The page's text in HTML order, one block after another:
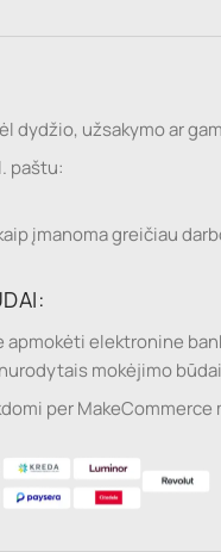
dydžio, užsakymo ar
paštu:
įmanoma greičiau
apmokėti elektronine
mokėjimo
per MakeCommerce